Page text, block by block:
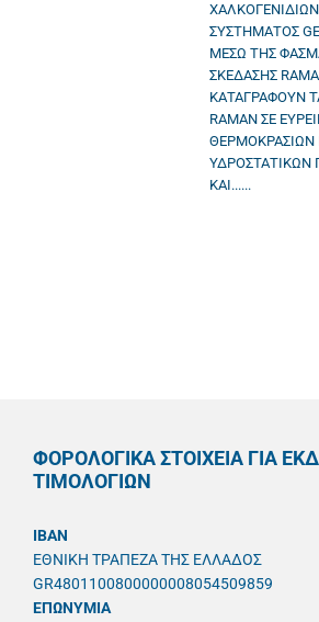
ΣΥΣΤΗΜΑΤΟΣ
ΜΕΣΩ ΤΗΣ
ΣΚΕΔΑΣΗΣ
ΚΑΤΑΓΡΑΦΟΥΝ
RAMAN ΣΕ
ΘΕΡΜΟΚΡΑΣΙΩΝ
ΥΔΡΟΣΤΑΤΙΚΩΝ
ΚΑΙ......
ΦΟΡΟΛΟΓΙΚΑ ΣΤΟΙΧΕΙΑ ΓΙΑ
ΤΙΜΟΛΟΓΙΩΝ
IBAN
ΕΘΝΙΚΗ ΤΡΑΠΕΖΑ ΤΗΣ ΕΛΛΑΔΟΣ
GR4801100800000008054509859
ΕΠΩΝΥΜΙΑ